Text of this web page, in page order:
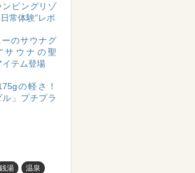
ンピングリゾ
常体験”レポ
ーのサウナグ
サウナの聖
イテム登場
の軽さ！
ル」プチプラ
銭湯 温泉